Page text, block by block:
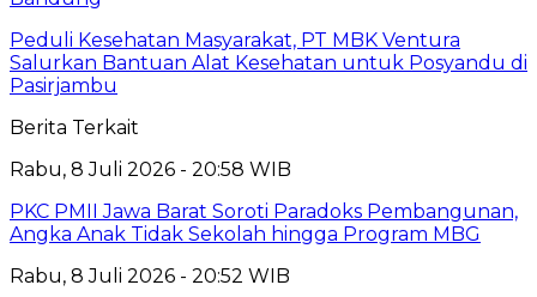
Peduli Kesehatan Masyarakat, PT MBK Ventura
Salurkan Bantuan Alat Kesehatan untuk Posyandu di
Pasirjambu
Berita Terkait
Rabu, 8 Juli 2026 - 20:58 WIB
PKC PMII Jawa Barat Soroti Paradoks Pembangunan,
Angka Anak Tidak Sekolah hingga Program MBG
Rabu, 8 Juli 2026 - 20:52 WIB